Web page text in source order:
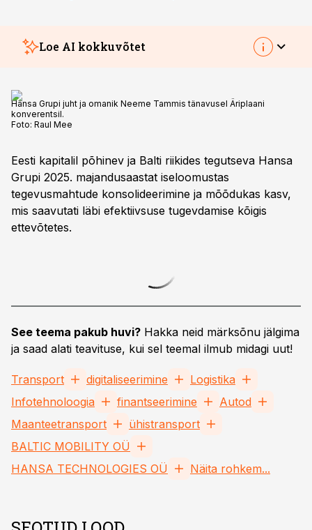
Loe AI kokkuvõtet
Hansa Grupi juht ja omanik Neeme Tammis tänavusel Äriplaani
konverentsil.
Foto: Raul Mee
Eesti kapitalil põhinev ja Balti riikides tegutseva Hansa
Grupi 2025. majandusaastat iseloomustas
tegevusmahtude konsolideerimine ja mõõdukas kasv,
mis saavutati läbi efektiivsuse tugevdamise kõigis
ettevõtetes.
See teema pakub huvi? Hakka neid märksõnu jälgima
ja saad alati teavituse, kui sel teemal ilmub midagi uut!
Transport digitaliseerimine
Logistika
Infotehnoloogia
finantseerimine
Autod
Maanteetransport
ühistransport
BALTIC MOBILITY OÜ
HANSA TECHNOLOGIES OÜ
Näita rohkem...